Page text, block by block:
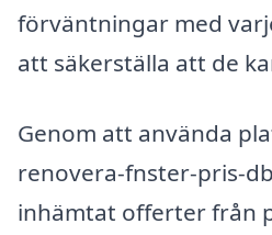
förväntningar med
att säkerställa att de
Genom att använda
renovera-fnster-pris-
inhämtat offerter från